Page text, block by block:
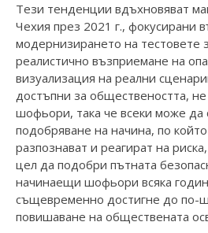
Тези тенденции вдъхновяват
Чехия през 2021 г., фокусирани
модернизирането на тестовете
реалистично възприемане на
визуализация на реални
достъпни за обществеността,
шофьори, така че всеки може да
подобряване на начина, по
разпознават и реагират на
цел да подобри пътната
начинаещи шофьори всяка
същевременно достигне до по-
повишаване на обществената